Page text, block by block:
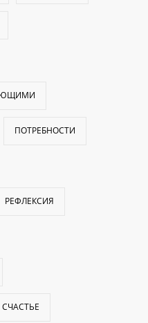
ПОТРЕБНОСТИ
РЕФЛЕКСИЯ
СЧАСТЬЕ